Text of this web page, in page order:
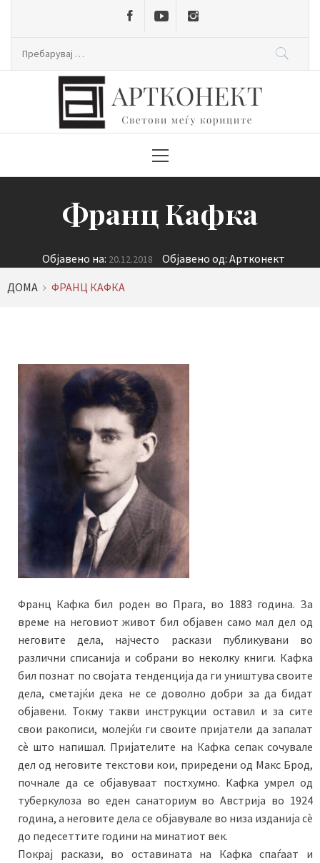
Пребарувај
Menu
Франц Кафка
Објавено на: 20.12.2018 Објавено од: Артконект
ДОМА
ФРАНЦ КАФКА
Франц Кафка бил роден во Прага, во 1883 година. За
време на неговиот живот бил објавен само мал дел од
неговите дела, најчесто раскази публикувани во
различни списанија и собрани во неколку книги. Кафка
бил познат по својата тенденција да ги уништува своите
дела, сметајќи дека не се доволно добри за да бидат
објавени. Токму такви инструкции оставил и за сите
свои ракописи, молејќи ги своите пријатели да запалат
сè што напишал. Пријателите на Кафка сепак сочувале
дел од неговите текстови кои, приредени од Макс Брод,
почнале да се објавуваат постхумно. Кафка умрел од
туберкулоза во еден санаториум во Австрија во 1924
година, а неговите дела се објавувале во низа изданија сè
до педесеттите години на минатиот век.
Покрај раскази, во оставината на Кафка спаѓаат и